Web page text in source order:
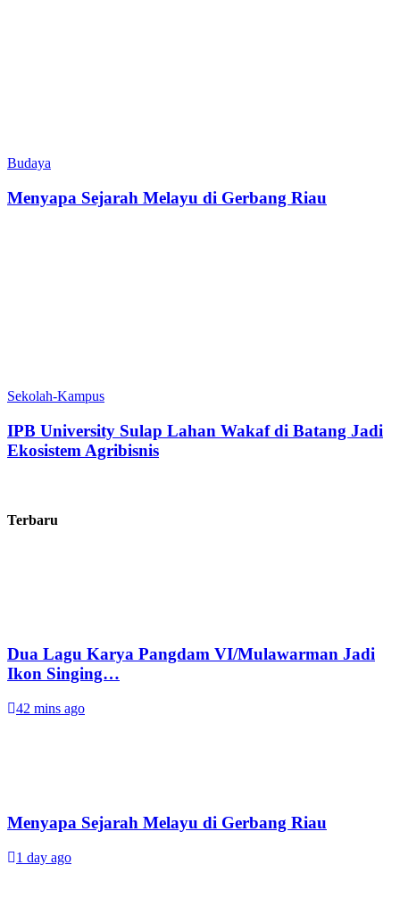
Budaya
Menyapa Sejarah Melayu di Gerbang Riau
Sekolah-Kampus
IPB University Sulap Lahan Wakaf di Batang Jadi
Ekosistem Agribisnis
Terbaru
Dua Lagu Karya Pangdam VI/Mulawarman Jadi
Ikon Singing…
42 mins ago
Menyapa Sejarah Melayu di Gerbang Riau
1 day ago